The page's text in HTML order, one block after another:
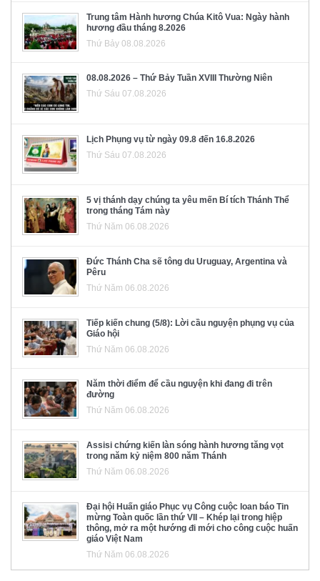
Trung tâm Hành hương Chúa Kitô Vua: Ngày hành
hương đầu tháng 8.2026
Thứ Bảy 08.08.2026
08.08.2026 – Thứ Bảy Tuần XVIII Thường Niên
Thứ Sáu 07.08.2026
Lịch Phụng vụ từ ngày 09.8 đến 16.8.2026
Thứ Sáu 07.08.2026
5 vị thánh dạy chúng ta yêu mến Bí tích Thánh Thể
trong tháng Tám này
Thứ Năm 06.08.2026
Đức Thánh Cha sẽ tông du Uruguay, Argentina và
Pêru
Thứ Năm 06.08.2026
Tiếp kiến chung (5/8): Lời cầu nguyện phụng vụ của
Giáo hội
Thứ Năm 06.08.2026
Năm thời điểm để cầu nguyện khi đang đi trên
đường
Thứ Năm 06.08.2026
Assisi chứng kiến làn sóng hành hương tăng vọt
trong năm kỷ niệm 800 năm Thánh
Thứ Năm 06.08.2026
Đại hội Huấn giáo Phục vụ Công cuộc loan báo Tin
mừng Toàn quốc lần thứ VII – Khép lại trong hiệp
thông, mở ra một hướng đi mới cho công cuộc huấn
giáo Việt Nam
Thứ Năm 06.08.2026